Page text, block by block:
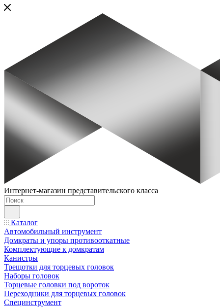
Интернет-магазин представительского класса
Каталог
Автомобильный инструмент
Домкраты и упоры противооткатные
Комплектующие к домкратам
Канистры
Трещотки для торцевых головок
Наборы головок
Торцевые головки под вороток
Переходники для торцевых головок
Специнструмент